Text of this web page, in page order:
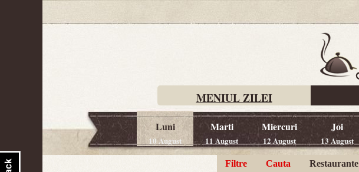
MENIUL ZILEI
Luni
10 August
Marti
11 August
Miercuri
12 August
Joi
13 August
Filtre Cauta Restaurante